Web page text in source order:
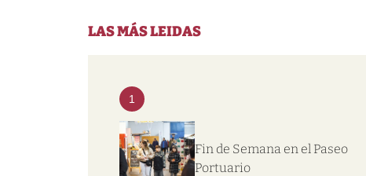
LAS MÁS LEIDAS
1
Fin de Semana en el Paseo
Portuario